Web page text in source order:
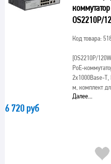
OS2210P/
Код товара:
[OS2210P/
PoE-
2x1000Base-
м, комплект
Далее...
6 720 руб